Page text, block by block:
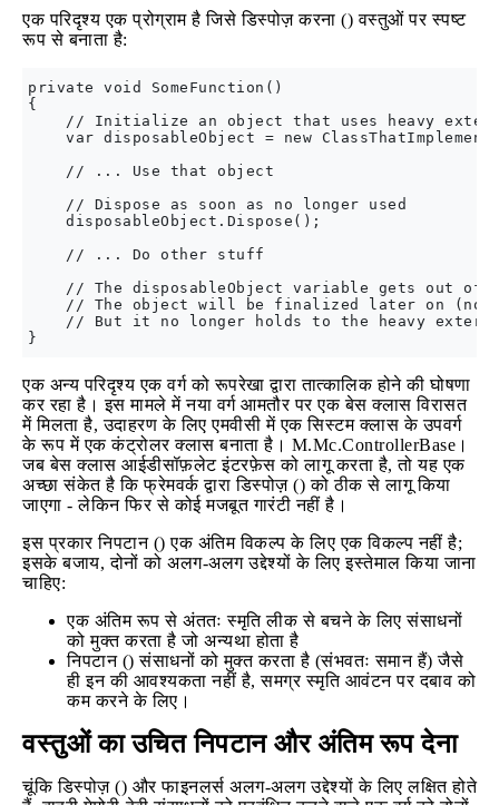
एक परिदृश्य एक प्रोग्राम है जिसे डिस्पोज़ करना () वस्तुओं पर स्पष्ट
रूप से बनाता है:
private void SomeFunction()
{
// Initialize an object that uses heavy
var disposableObject = new
    // ... Use that object
    // Dispose as soon as no longer used
    disposableObject.Dispose();
    // ... Do other stuff
// The disposableObject variable gets out of
// The object will be finalized later on (no
// But it no longer holds to the heavy
एक अन्य परिदृश्य एक वर्ग को रूपरेखा द्वारा तात्कालिक होने की घोषणा
कर रहा है। इस मामले में नया वर्ग आमतौर पर एक बेस क्लास विरासत
में मिलता है, उदाहरण के लिए एमवीसी में एक सिस्टम क्लास के उपवर्ग
के रूप में एक कंट्रोलर क्लास बनाता है। M.Mc.ControllerBase।
जब बेस क्लास आईडीसॉफ़लेट इंटरफ़ेस को लागू करता है, तो यह एक
अच्छा संकेत है कि फ्रेमवर्क द्वारा डिस्पोज़ () को ठीक से लागू किया
जाएगा - लेकिन फिर से कोई मजबूत गारंटी नहीं है।
इस प्रकार निपटान () एक अंतिम विकल्प के लिए एक विकल्प नहीं है;
इसके बजाय, दोनों को अलग-अलग उद्देश्यों के लिए इस्तेमाल किया जाना
चाहिए:
एक अंतिम रूप से अंततः स्मृति लीक से बचने के लिए संसाधनों
को मुक्त करता है जो अन्यथा होता है
निपटान () संसाधनों को मुक्त करता है (संभवतः समान हैं) जैसे
ही इन की आवश्यकता नहीं है, समग्र स्मृति आवंटन पर दबाव को
कम करने के लिए।
वस्तुओं का उचित निपटान और अंतिम रूप देना
चूंकि डिस्पोज़ () और फाइनलर्स अलग-अलग उद्देश्यों के लिए लक्षित होते